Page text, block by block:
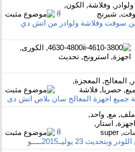
سوفت وفلاشة ولوادر من اتش دي
جميع اجهزة المعالج سان بلاص اتش دى